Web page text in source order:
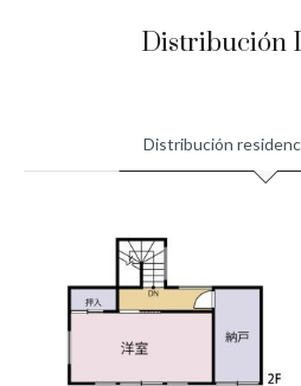
Distribución
Distribución